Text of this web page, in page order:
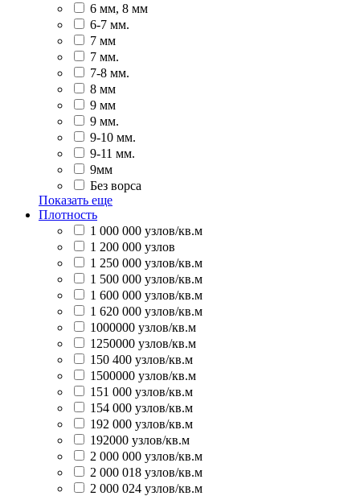
6 мм, 8 мм
6-7 мм.
7 мм
7 мм.
7-8 мм.
8 мм
9 мм
9 мм.
9-10 мм.
9-11 мм.
9мм
Без ворса
Показать еще
Плотность
1 000 000 узлов/кв.м
1 200 000 узлов
1 250 000 узлов/кв.м
1 500 000 узлов/кв.м
1 600 000 узлов/кв.м
1 620 000 узлов/кв.м
1000000 узлов/кв.м
1250000 узлов/кв.м
150 400 узлов/кв.м
1500000 узлов/кв.м
151 000 узлов/кв.м
154 000 узлов/кв.м
192 000 узлов/кв.м
192000 узлов/кв.м
2 000 000 узлов/кв.м
2 000 018 узлов/кв.м
2 000 024 узлов/кв.м